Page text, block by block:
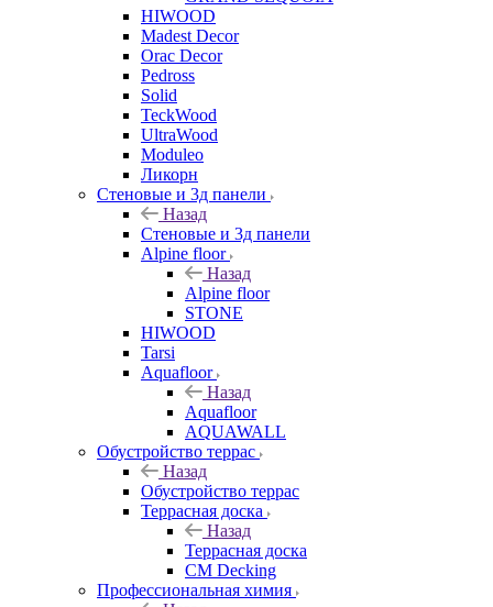
HIWOOD
Madest Decor
Orac Decor
Pedross
Solid
TeckWood
UltraWood
Moduleo
Ликорн
Стеновые и 3д панели
Назад
Стеновые и 3д панели
Alpine floor
Назад
Alpine floor
STONE
HIWOOD
Tarsi
Aquafloor
Назад
Aquafloor
AQUAWALL
Обустройство террас
Назад
Обустройство террас
Террасная доска
Назад
Террасная доска
CM Decking
Профессиональная химия